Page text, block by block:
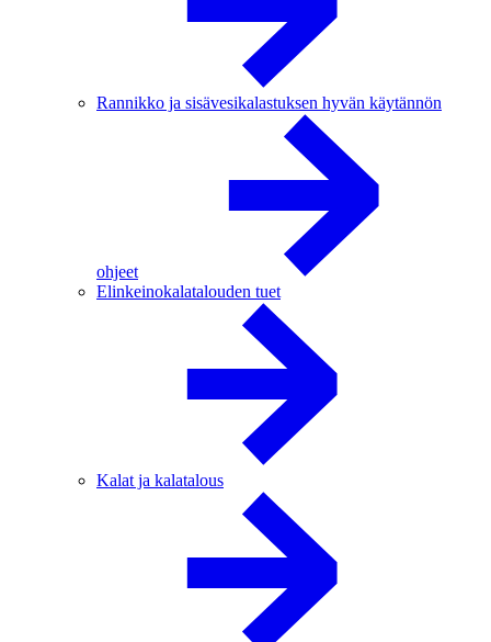
Rannikko ja sisävesikalastuksen hyvän käytännön
ohjeet
Elinkeinokalatalouden tuet
Kalat ja kalatalous